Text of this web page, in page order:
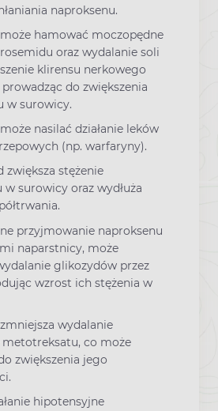
naproksenu.
hamować moczopędne
oraz wydalanie soli
klirensu nerkowego
do zwiększenia
w surowicy.
nasilać działanie leków
(np. warfaryny).
zwiększa stężenie
w surowicy oraz wydłuża
przyjmowanie naproksenu
naparstnicy, może
glikozydów przez
wzrost ich stężenia w
wydalanie
metotreksatu, co może
zwiększenia jego
hipotensyjne